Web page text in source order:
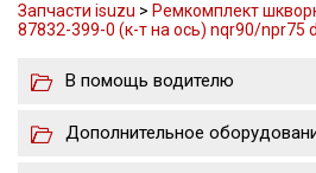
Запчасти isuzu > Ремкомплект
87832-399-0 (к-т на ось) nqr90/npr75
В помощь водителю
Дополнительное